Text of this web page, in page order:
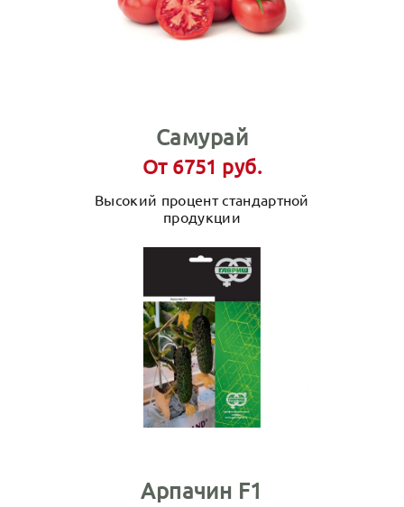
Самурай
От 6751 руб.
Высокий процент стандартной
продукции
Арпачин F1